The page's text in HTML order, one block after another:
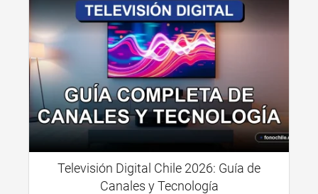
Televisión Digital Chile 2026: Guía de
Canales y Tecnología